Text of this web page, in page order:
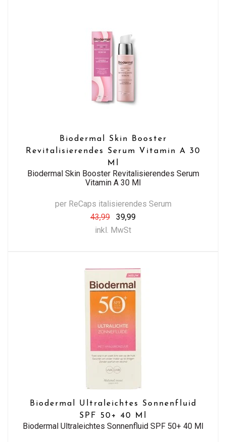
Biodermal Skin Booster
Revitalisierendes Serum Vitamin A 30
Ml
Biodermal Skin Booster Revitalisierendes Serum
Vitamin A 30 Ml
per ReCaps italisierendes Serum
43,99
39,99
inkl. MwSt
Biodermal Ultraleichtes Sonnenfluid
SPF 50+ 40 Ml
Biodermal Ultraleichtes Sonnenfluid SPF 50+ 40 Ml